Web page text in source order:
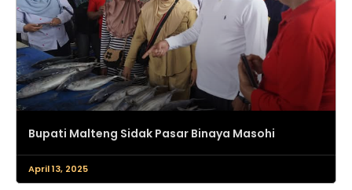
Bupati Malteng Sidak Pasar Binaya Masohi
April 13, 2025